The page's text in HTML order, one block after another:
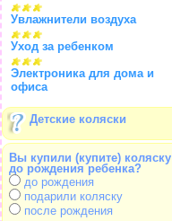
Увлажнители воздуха
Уход за ребенком
Электроника для дома и
офиса
Детские коляски
Вы купили (купите) коляску
до рождения ребенка?
до рождения
подарили коляску
после рождения